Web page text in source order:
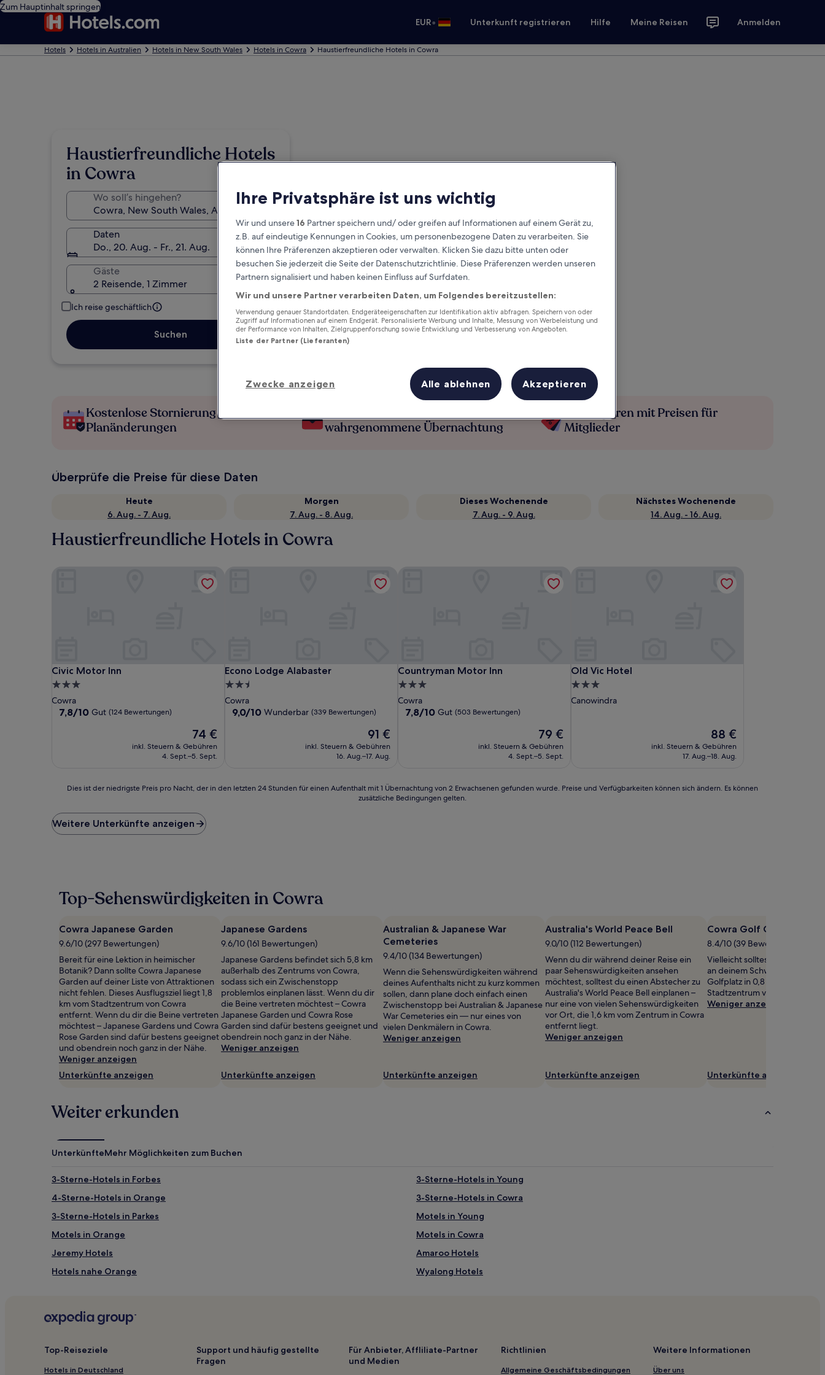
Zum Hauptinhalt springen
EUR• Unterkunft registrieren Hilfe Meine Reisen Anmelden
Hotels Hotels in Australien Hotels in New South Wales Hotels in Cowra Haustierfreundliche Hotels in Cowra
Haustierfreundliche Hotels
in Cowra
Wo soll’s hingehen?
Daten
Do., 20. Aug. - Fr., 21. Aug.
Gäste
2 Reisende, 1 Zimmer
Ich reise geschäftlich
Suchen
Kostenlose Stornierung bei
Planänderungen
wahrgenommene Übernachtung
Mehr sparen mit Preisen für
Mitglieder
Überprüfe die Preise für diese Daten
Heute
6. Aug. - 7. Aug.
Morgen
7. Aug. - 8. Aug.
Dieses Wochenende
7. Aug. - 9. Aug.
Nächstes Wochenende
14. Aug. - 16. Aug.
Haustierfreundliche Hotels in Cowra
Civic Motor Inn
Civic Motor Inn
3.0-
Sterne-
Unterkunft
Cowra
7.8
7,8/10 Gut (124 Bewertungen)
Der
Preis
beträgt
74 €
inkl. Steuern & Gebühren
4. Sept.–5. Sept.
Econo Lodge Alabaster
Econo Lodge Alabaster
2.5-
Sterne-
Unterkunft
Cowra
9.0
9,0/10 Wunderbar (339 Bewertungen)
Der
Preis
beträgt
91 €
inkl. Steuern & Gebühren
16. Aug.–17. Aug.
Countryman Motor Inn
Countryman Motor Inn
3.0-
Sterne-
Unterkunft
Cowra
7.8
7,8/10 Gut (503 Bewertungen)
Der
Preis
beträgt
79 €
inkl. Steuern & Gebühren
4. Sept.–5. Sept.
Old Vic Hotel
Old Vic Hotel
3.0-
Sterne-
Canowindra
Der
Preis
beträgt
88 €
inkl. Steuern & Gebühren
17. Aug.–18. Aug.
der
niedrigste
Preis
letzten
24 Stunden
einen
Aufenthalt
mit
1 Übernachtung
von
2 Erwachsenen
gefunden
wurde.
Preise
und
Verfügbarkeiten
können
sich
ändern.
zusätzliche
Bedingungen
Dies ist der niedrigste Preis pro Nacht, der in den letzten 24 Stunden für einen Aufenthalt mit 1 Übernachtung von 2 Erwachsenen gefunden wurde. Preise und Verfügbarkeiten können sich ändern. Es können
zusätzliche Bedingungen gelten.
Weitere Unterkünfte anzeigen
Top-Sehenswürdigkeiten in Cowra
Cowra Japanese Garden
9.6/10 (297 Bewertungen)
Bereit für eine Lektion in heimischer
Botanik? Dann sollte Cowra Japanese
Garden auf deiner Liste von Attraktionen
nicht fehlen. Dieses Ausflugsziel liegt 1,8
km vom Stadtzentrum von Cowra
entfernt. Wenn du dir die Beine vertreten
möchtest – Japanese Gardens und Cowra
Rose Garden sind dafür bestens geeignet
und obendrein noch ganz in der Nähe.
Weniger anzeigen
Unterkünfte anzeigen
Japanese Gardens
9.6/10 (161 Bewertungen)
Japanese Gardens befindet sich 5,8 km
außerhalb des Zentrums von Cowra,
sodass sich ein Zwischenstopp
problemlos einplanen lässt. Wenn du dir
die Beine vertreten möchtest – Cowra
Japanese Garden und Cowra Rose
Garden sind dafür bestens geeignet und
obendrein noch ganz in der Nähe.
Weniger anzeigen
Unterkünfte anzeigen
Australian & Japanese War
Cemeteries
9.4/10 (134 Bewertungen)
Wenn die Sehenswürdigkeiten während
deines Aufenthalts nicht zu kurz kommen
sollen, dann plane doch einfach einen
Zwischenstopp bei Australian & Japanese
War Cemeteries ein — nur eines von
vielen Denkmälern in Cowra.
Weniger anzeigen
Unterkünfte anzeigen
Australia's World Peace Bell
9.0/10 (112 Bewertungen)
Wenn du dir während deiner Reise ein
paar Sehenswürdigkeiten ansehen
möchtest, solltest du einen Abstecher zu
Australia's World Peace Bell einplanen –
nur eine von vielen Sehenswürdigkeiten
vor Ort, die 1,6 km vom Zentrum in Cowra
entfernt liegt.
Weniger anzeigen
Unterkünfte anzeigen
Cowra Golf Club
8.4/10 (39 Bewertungen)
Vielleicht solltest du beim
an deinem Schwung feilen,
Golfplatz in 0,8 km
Stadtzentrum von Cowra.
Weniger anzeigen
Unterkünfte anzeigen
Weiter erkunden
UnterkünfteMehr Möglichkeiten zum Buchen
3-Sterne-Hotels in Forbes
3-Sterne-Hotels in Young
4-Sterne-Hotels in Orange
3-Sterne-Hotels in Cowra
3-Sterne-Hotels in Parkes
Motels in Young
Motels in Orange
Motels in Cowra
Jeremy Hotels
Amaroo Hotels
Hotels nahe Orange
Wyalong Hotels
Orange City: Hotels
Hampton Hotels
Parkes Hotels
Top-Reiseziele
Hotels in Deutschland
Support und häufig gestellte
Fragen
Für Anbieter, Affliliate-Partner
und Medien
Richtlinien
Allgemeine Geschäftsbedingungen
Weitere Informationen
Über uns
Ihre Privatsphäre ist uns wichtig
Wir und unsere16 Partner speichern und/ oder greifen auf Informationen auf einem Gerät zu,
z.B. auf eindeutige Kennungen in Cookies, um personenbezogene Daten zu verarbeiten. Sie
können Ihre Präferenzen akzeptieren oder verwalten. Klicken Sie dazu bitte unten oder
besuchen Sie jederzeit die Seite der Datenschutzrichtlinie. Diese Präferenzen werden unseren
Partnern signalisiert und haben keinen Einfluss auf Surfdaten.
Wir und unsere Partner verarbeiten Daten, um Folgendes bereitzustellen:
Verwendung genauer Standortdaten. Endgeräteeigenschaften zur Identifikation aktiv abfragen. Speichern von oder
Zugriff auf Informationen auf einem Endgerät. Personalisierte Werbung und Inhalte, Messung von Werbeleistung und
der Performance von Inhalten, Zielgruppenforschung sowie Entwicklung und Verbesserung von Angeboten.
Liste der Partner (Lieferanten)
Zwecke anzeigen Alle ablehnen Akzeptieren